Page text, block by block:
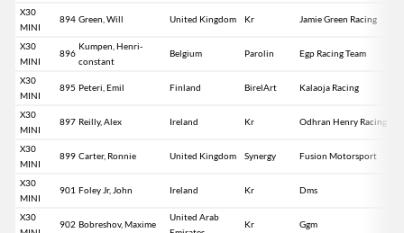
X30
MINI
894 Green, Will United Kingdom Kr Jamie Green Racing
X30
MINI
896
Kumpen, Henri-
constant
Belgium Parolin Egp Racing Team
X30
MINI
895 Peteri, Emil Finland BirelArt Kalaoja Racing
X30
MINI
897 Reilly, Alex Ireland Kr Odhran Henry Racing
X30
MINI
899 Carter, Ronnie United Kingdom Synergy Fusion Motorsport
X30
MINI
901 Foley Jr, John Ireland Kr Dms
X30
902 Bobreshov, Maxime
United Arab
Kr Ggm